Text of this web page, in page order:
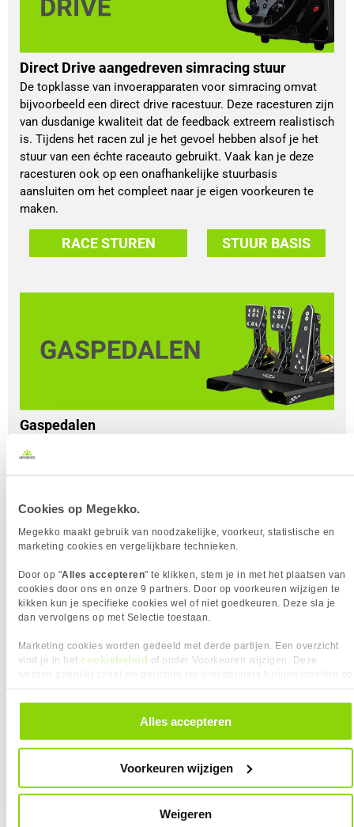
Cookies op Megekko.
Megekko maakt gebruik van noodzakelijke, voorkeur, statistische en
marketing cookies en vergelijkbare technieken.
Door op "Alles accepteren" te klikken, stem je in met het plaatsen van
cookies door ons en onze 9 partners. Door op voorkeuren wijzigen te
kikken kun je specifieke cookies wel of niet goedkeuren. Deze sla je
dan vervolgens op met Selectie toestaan.
Marketing cookies worden gedeeld met derde partijen. Een overzicht
vind je in het cookiebeleid of onder Voorkeuren wijzigen. Deze
alle cookies. Je kunt je gegeven toestemming altijd intrekken, dit doe je
door in de footer van onze website te klikken op ‘Cookievoorkeuren’
Alles accepteren
Voorkeuren wijzigen
Weigeren
Direct Drive aangedreven simracing stuur
De topklasse van invoerapparaten voor simracing omvat
bijvoorbeeld een direct drive racestuur. Deze racesturen zijn
van dusdanige kwaliteit dat de feedback extreem realistisch
is. Tijdens het racen zul je het gevoel hebben alsof je het
stuur van een échte raceauto gebruikt. Vaak kan je deze
racesturen ook op een onafhankelijke stuurbasis
aansluiten om het compleet naar je eigen voorkeuren te
maken.
RACE STUREN STUUR BASIS
Gaspedalen
houden bij het kiezen van je pedalen. Met de pedalen is het
belangrijk dat er in ieder geval twee pedalen aanwezig zijn:
In sommige gevallen zit er een derde pedaal bij om te
schakelen (de koppeling), maar vaak is deze mogelijkheid
ook aanwezig op het stuur. Er zijn verschillende soorten
verschillende manieren hoe ver het pedaal is ingedrukt.
Potentiometer: meet de positie van het pedaal met een
mechanische sensor;
Hall-effect: meet ook de positie, maar dan met
magneten en gebruikt minder mechanische onderdelen;
invoer en zet deze om in elektrische impulsen.
BEKIJK
Wat voor monitor heb ik nodig voor